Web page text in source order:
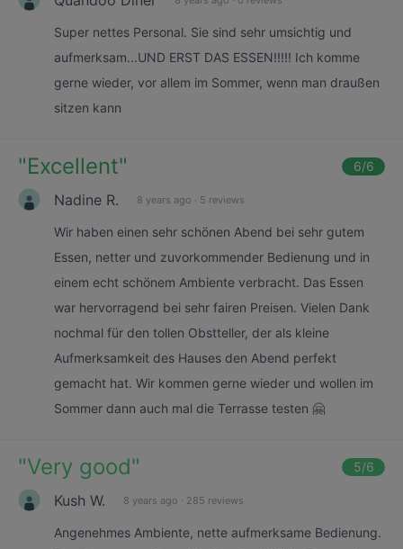
Super nettes Personal. Sie sind sehr umsichtig und
aufmerksam...UND ERST DAS ESSEN!!!!! Ich komme
gerne wieder, vor allem im Sommer, wenn man draußen
sitzen kann
"Excellent" 6/6
Nadine R. 8 years ago · 5 reviews
Wir haben einen sehr schönen Abend bei sehr gutem
Essen, netter und zuvorkommender Bedienung und in
einem echt schönem Ambiente verbracht. Das Essen
war hervorragend bei sehr fairen Preisen. Vielen Dank
nochmal für den tollen Obstteller, der als kleine
Aufmerksamkeit des Hauses den Abend perfekt
gemacht hat. Wir kommen gerne wieder und wollen im
Sommer dann auch mal die Terrasse testen 🤗
"Very good" 5/6
Kush W. 8 years ago · 285 reviews
Angenehmes Ambiente, nette aufmerksame Bedienung.